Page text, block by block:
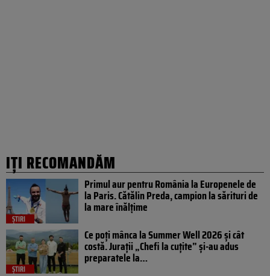
IȚI RECOMANDĂM
ȘTIRI
Primul aur pentru România la Europenele de
la Paris. Cătălin Preda, campion la sărituri de
la mare înălțime
ȘTIRI
Ce poți mânca la Summer Well 2026 și cât
costă. Jurații „Chefi la cuțite” și-au adus
preparatele la…